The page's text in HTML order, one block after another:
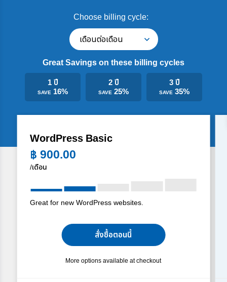
Choose billing cycle:
เดือนต่อเดือน
Great Savings on these billing cycles
1 ปี
SAVE 16%
2 ปี
SAVE 25%
3 ปี
SAVE 35%
WordPress Basic
฿ 900.00
/เดือน
Great for new WordPress websites.
สั่งซื้อตอนนี้
More options available at checkout